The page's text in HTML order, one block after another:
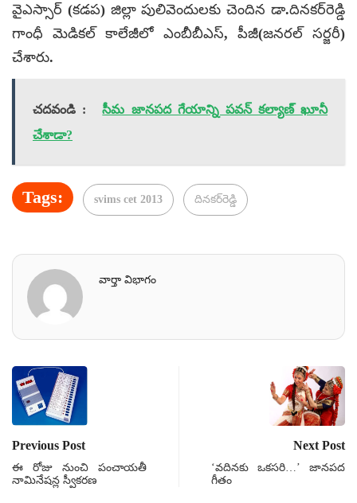
వైఎస్సార్ (కడప) జిల్లా పులివెందులకు చెందిన డా.దినకర్‌రెడ్డి
గాంధీ మెడికల్ కాలేజీలో ఎంబీబీఎస్, పీజీ(జనరల్ సర్జరీ)
చేశారు.
చదవండి :
సీమ జానపద గేయాన్ని పవన్ కల్యాణ్ ఖూనీ
చేశాడా?
Tags: svims cet 2013 దినకర్‌రెడ్డి
వార్తా విభాగం
Previous Post
ఈ రోజు నుంచి పంచాయతీ
నామినేషన్ల స్వీకరణ
Next Post
‘వదినకు ఒకసరి…’ జానపద
గీతం